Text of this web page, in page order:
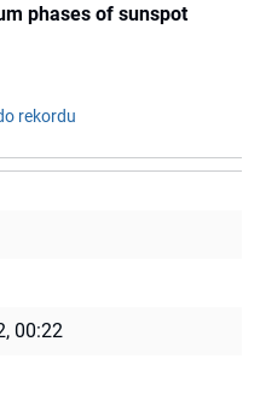
phases of sunspot
rekordu
00:22